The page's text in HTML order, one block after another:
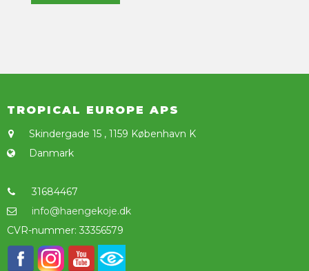
TROPICAL EUROPE APS
Skindergade 15 , 1159 København K
Danmark
31684467
info@haengekoje.dk
CVR-nummer: 33356579